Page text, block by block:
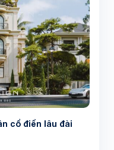
cổ điển lâu đài